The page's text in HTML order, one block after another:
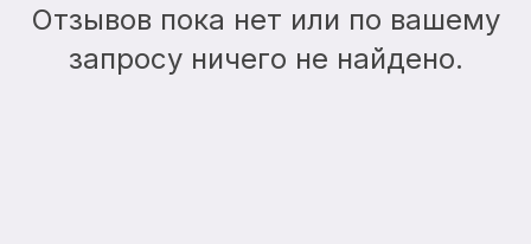
Отзывов пока нет или по вашему
запросу ничего не найдено.